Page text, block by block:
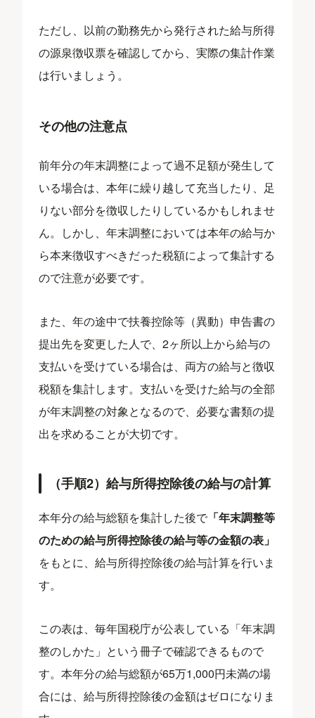
ただし、以前の勤務先から発行された給与所得
の源泉徴収票を確認してから、実際の集計作業
は行いましょう。
その他の注意点
前年分の年末調整によって過不足額が発生して
いる場合は、本年に繰り越して充当したり、足
りない部分を徴収したりしているかもしれませ
ん。しかし、年末調整においては本年の給与か
ら本来徴収すべきだった税額によって集計する
ので注意が必要です。
また、年の途中で扶養控除等（異動）申告書の
提出先を変更した人で、2ヶ所以上から給与の
支払いを受けている場合は、両方の給与と徴収
税額を集計します。支払いを受けた給与の全部
が年末調整の対象となるので、必要な書類の提
出を求めることが大切です。
（手順2）給与所得控除後の給与の計算
本年分の給与総額を集計した後で 「年末調整等
のための給与所得控除後の給与等の金額の表」
をもとに、給与所得控除後の給与計算を行いま
す。
この表は、毎年国税庁が公表している「年末調
整のしかた」という冊子で確認できるもので
す。本年分の給与総額が65万1,000円未満の場
合には、給与所得控除後の金額はゼロになりま